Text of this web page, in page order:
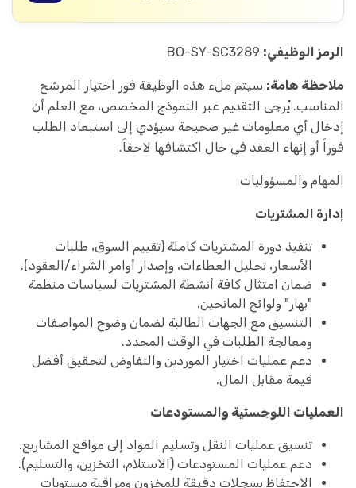
الرمز الوظيفي:
ملاحظة هامة: سيتم ملء هذه الوظيفة فور اختيار المرشح
المناسب. يُرجى التقديم عبر النموذج المخصص، مع العلم أن
إدخال أي معلومات غير صحيحة سيؤدي إلى استبعاد الطلب
فوراً أو إنهاء العقد في حال اكتشافها لاحقاً.
المهام والمسؤوليات
إدارة المشتريات
تنفيذ دورة المشتريات كاملة (تقييم السوق، طلبات
الأسعار، تحليل العطاءات، وإصدار أوامر الشراء/العقود).
ضمان امتثال كافة أنشطة المشتريات لسياسات منظمة
"بهار" ولوائح المانحين.
التنسيق مع الجهات الطالبة لضمان وضوح المواصفات
ومعالجة الطلبات في الوقت المحدد.
دعم عمليات اختيار الموردين والتفاوض لتحقيق أفضل
قيمة مقابل المال.
العمليات اللوجستية والمستودعات
تنسيق عمليات النقل وتسليم المواد إلى مواقع المشاريع.
دعم عمليات المستودعات (الاستلام، التخزين، والتسليم).
الاحتفاظ بسجلات دقيقة للمخزون ومراقبة مستويات